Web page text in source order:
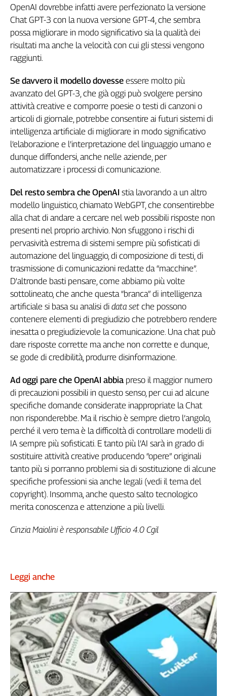
Progress
L'Italia
nel
Lavoro
Abruzzo-
Molise
Alto
Adige
Basilicata
Calabria
Campania
Emilia-
Friuli
Venezia
Giulia
Lazio
Liguria
Lombardia
Marche
Piemonte
Puglia
Sardegna
Sicilia
Toscana
Trentino
Umbria
Valle
D'Aosta
Veneto
Archivio
Storico
1955-
2014
Cerca
Newsletter
Social
OpenAI dovrebbe infatti avere perfezionato la versione
Chat GPT-3 con la nuova versione GPT-4, che sembra
possa migliorare in modo significativo sia la qualità dei
risultati ma anche la velocità con cui gli stessi vengono
raggiunti.
Se davvero il modello dovesse essere molto più
avanzato del GPT-3, che già oggi può svolgere persino
attività creative e comporre poesie o testi di canzoni o
articoli di giornale, potrebbe consentire ai futuri sistemi di
intelligenza artificiale di migliorare in modo significativo
l’elaborazione e l’interpretazione del linguaggio umano e
dunque diffondersi, anche nelle aziende, per
automatizzare i processi di comunicazione.
Del resto sembra che OpenAI stia lavorando a un altro
modello linguistico, chiamato WebGPT, che consentirebbe
alla chat di andare a cercare nel web possibili risposte non
presenti nel proprio archivio. Non sfuggono i rischi di
pervasività estrema di sistemi sempre più sofisticati di
automazione del linguaggio, di composizione di testi, di
trasmissione di comunicazioni redatte da “macchine”.
D'altronde basti pensare, come abbiamo più volte
sottolineato, che anche questa “branca” di intelligenza
artificiale si basa su analisi di data set che possono
contenere elementi di pregiudizio che potrebbero rendere
inesatta o pregiudizievole la comunicazione. Una chat può
dare risposte corrette ma anche non corrette e dunque,
se gode di credibilità, produrre disinformazione.
Ad oggi pare che OpenAI abbia preso il maggior numero
di precauzioni possibili in questo senso, per cui ad alcune
specifiche domande considerate inappropriate la Chat
non risponderebbe. Ma il rischio è sempre dietro l’angolo,
perché il vero tema è la difficoltà di controllare modelli di
IA sempre più sofisticati. E tanto più l’AI sarà in grado di
sostituire attività creative producendo “opere” originali
tanto più si porranno problemi sia di sostituzione di alcune
specifiche professioni sia anche legali (vedi il tema del
copyright). Insomma, anche questo salto tecnologico
merita conoscenza e attenzione a più livelli.
Cinzia Maiolini è responsabile Ufficio 4.0 Cgil
Leggi anche